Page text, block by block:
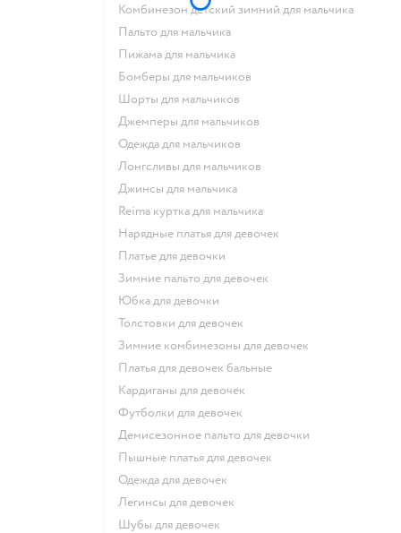
Комбинезон детский зимний для мальчика
Пальто для мальчика
Пижама для мальчика
Бомберы для мальчиков
Шорты для мальчиков
Джемперы для мальчиков
Одежда для мальчиков
Лонгсливы для мальчиков
Джинсы для мальчика
Reima куртка для мальчика
Нарядные платья для девочек
Платье для девочки
Зимние пальто для девочек
Юбка для девочки
Толстовки для девочек
Зимние комбинезоны для девочек
Платья для девочек бальные
Кардиганы для девочек
Футболки для девочек
Демисезонное пальто для девочки
Пышные платья для девочек
Одежда для девочек
Легинсы для девочек
Шубы для девочек